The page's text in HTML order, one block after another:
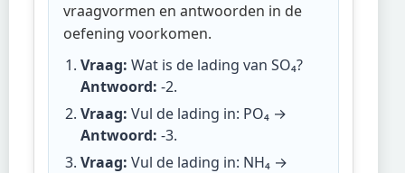
vraagvormen en antwoorden in de
oefening voorkomen.
Vraag: Wat is de lading van SO₄?
Antwoord: -2.
Vraag: Vul de lading in: PO₄ →
Antwoord: -3.
Vraag: Vul de lading in: NH₄ →